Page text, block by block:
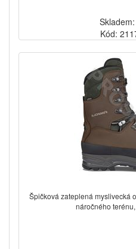
Kód:
Špičková zateplená myslivecká
náročného